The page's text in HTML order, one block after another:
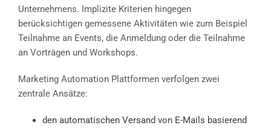
Unternehmens. Implizite Kriterien hingegen
berücksichtigen gemessene Aktivitäten wie zum Beispiel
Teilnahme an Events, die Anmeldung oder die Teilnahme
an Vorträgen und Workshops.
Marketing Automation Plattformen verfolgen zwei
zentrale Ansätze:
den automatischen Versand von E-Mails basierend